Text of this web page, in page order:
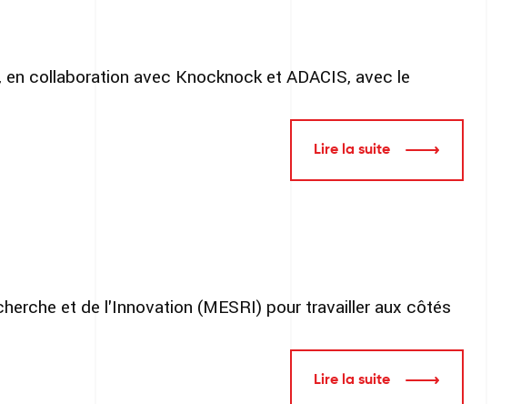
collaboration avec Knocknock et ADACIS, avec le
Lire la suite
et de l'Innovation (MESRI) pour travailler aux côtés
Lire la suite